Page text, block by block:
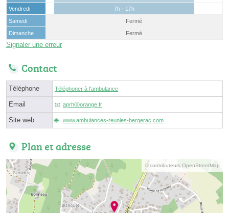
Vendredi
7h - 17h
Samedi
Fermé
Dimanche
Fermé
Signaler une erreur
Contact
Téléphone Téléphoner à l'ambulance
Email aprhⓐorange.fr
Site web www.ambulances-reunies-bergerac.com
Plan et adresse
© contributeurs OpenStreetMap